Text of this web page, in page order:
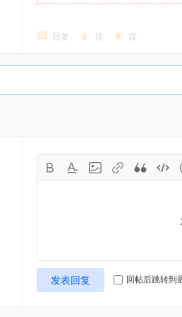
回复 顶 踩
发表回复 回帖后跳转到